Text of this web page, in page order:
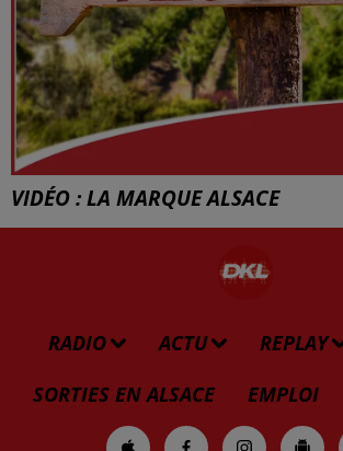
VIDÉO : LA MARQUE ALSACE
RADIO ACTU REPLAY
SORTIES EN ALSACE
EMPLOI